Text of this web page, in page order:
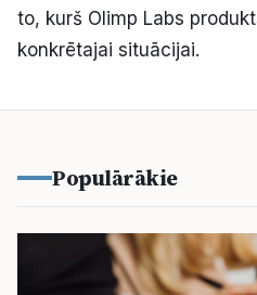
to, kurš Olimp Labs
konkrētajai situācijai.
Populārākie